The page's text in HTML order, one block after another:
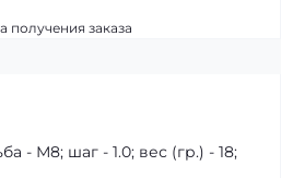
получения заказа
- М8; шаг - 1.0; вес (гр.) - 18;